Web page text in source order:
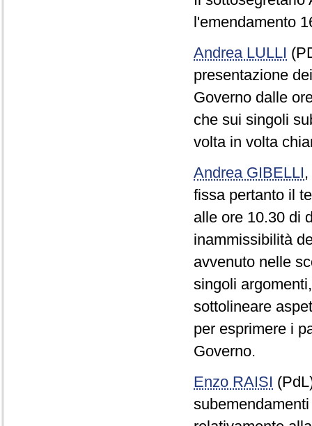
l'emendamento
Andrea LULLI
presentazione
Governo dalle
che sui singoli
volta in volta
Andrea GIBELLI,
fissa pertanto il
alle ore 10.30 di
inammissibilità
avvenuto nelle
singoli
sottolineare
per esprimere i
Governo.
Enzo RAISI